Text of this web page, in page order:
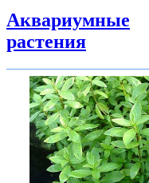
Аквариумные
растения